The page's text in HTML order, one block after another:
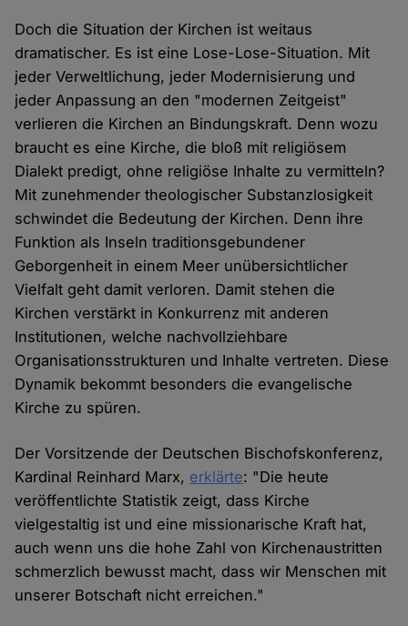
Doch die Situation der Kirchen ist weitaus
dramatischer. Es ist eine Lose-Lose-Situation. Mit
jeder Verweltlichung, jeder Modernisierung und
jeder Anpassung an den "modernen Zeitgeist"
verlieren die Kirchen an Bindungskraft. Denn wozu
braucht es eine Kirche, die bloß mit religiösem
Dialekt predigt, ohne religiöse Inhalte zu vermitteln?
Mit zunehmender theologischer Substanzlosigkeit
schwindet die Bedeutung der Kirchen. Denn ihre
Funktion als Inseln traditionsgebundener
Geborgenheit in einem Meer unübersichtlicher
Vielfalt geht damit verloren. Damit stehen die
Kirchen verstärkt in Konkurrenz mit anderen
Institutionen, welche nachvollziehbare
Organisationsstrukturen und Inhalte vertreten. Diese
Dynamik bekommt besonders die evangelische
Kirche zu spüren.
Der Vorsitzende der Deutschen Bischofskonferenz,
Kardinal Reinhard Marx, erklärte: "Die heute
veröffentlichte Statistik zeigt, dass Kirche
vielgestaltig ist und eine missionarische Kraft hat,
auch wenn uns die hohe Zahl von Kirchenaustritten
schmerzlich bewusst macht, dass wir Menschen mit
unserer Botschaft nicht erreichen."